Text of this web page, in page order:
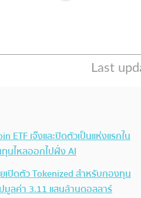
ETF เจ๊งและปิดตัวเป็นแห่งแรกใน
นไหลออกไปฝั่ง AI
เปิดตัว Tokenized สำหรับกองทุน
มูลค่า 3.11 แสนล้านดอลลาร์